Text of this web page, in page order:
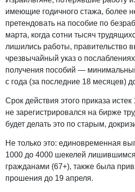
имеющие годичного стажа, более
претендовать на пособие по
марта, когда сотни тысяч
лишились работы, правительство
чрезвычайный указ о
получения пособий —
с года (за последние 18 месяцев)
Срок действия этого приказа истек
не зарегистрировался на бирже
будет делать это по старым,
Не только это: единовременная
1000 до 4000 шекелей
гражданами (67+), также была
прошения до 19 апреля.